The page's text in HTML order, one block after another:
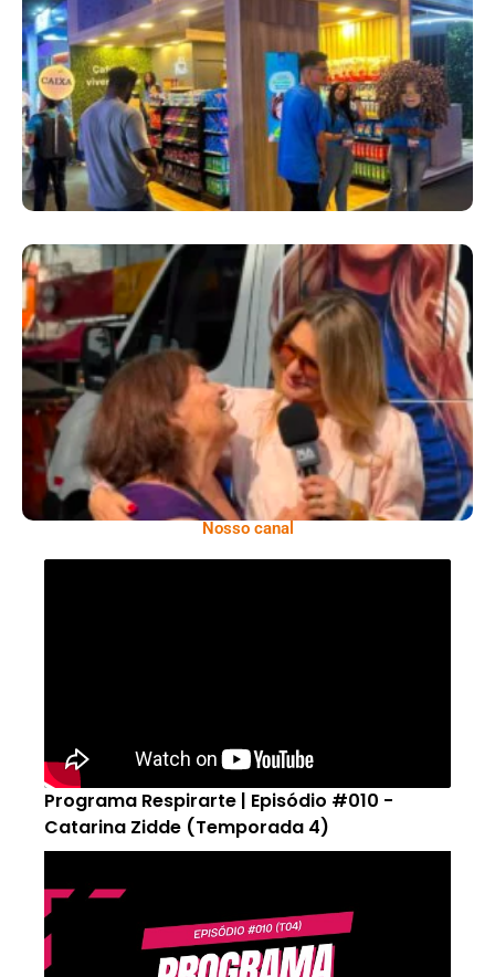
Cencosud Promove Inovação No Brasil
Com A Participação Do Prezunic No Rio
Innovation Week 2026
​Segurança Pública Lidera Queixas De
Moradores Do Rio Em Escuta Promovida Por
Antônia Fontenelle
Nosso canal
Programa Respirarte | Episódio #010 -
Catarina Zidde (Temporada 4)